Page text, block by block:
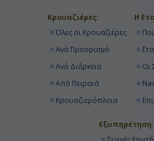
Κρουαζιέρες:
Όλες οι Κρουαζιέρες
Ανά Προορισμό
Ανά Διάρκεια
Από Πειραιά
Κρουαζιερόπλοια
Η
Οι
Εξυπηρέτηση: